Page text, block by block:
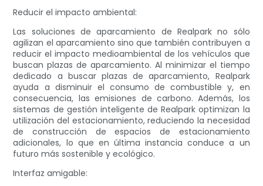
Reducir el impacto ambiental:
Las soluciones de aparcamiento de Realpark no sólo
agilizan el aparcamiento sino que también contribuyen a
reducir el impacto medioambiental de los vehículos que
buscan plazas de aparcamiento. Al minimizar el tiempo
dedicado a buscar plazas de aparcamiento, Realpark
ayuda a disminuir el consumo de combustible y, en
consecuencia, las emisiones de carbono. Además, los
sistemas de gestión inteligente de Realpark optimizan la
utilización del estacionamiento, reduciendo la necesidad
de construcción de espacios de estacionamiento
adicionales, lo que en última instancia conduce a un
futuro más sostenible y ecológico.
Interfaz amigable: